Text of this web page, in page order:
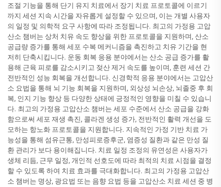
조절 기능을 통해 단기 유지 치료에서 장기 치료 프로토콜에 이르기
까지 세션 지속 시간을 자유롭게 설정할 수 있으며, 이는 개별 사용자
의 일정 및 의학적 요구 사항에 따라 조정됩니다. 최고의 가정용 고압
산소 챔버는 상처 치유 속도 향상을 위한 프로토콜을 지원하며, 산소
공급량 증가를 통해 세포 수복 메커니즘을 촉진하고 치유 기간을 현
저히 단축시킵니다. 운동 회복 응용 분야에서는 산소 공급 증가를 활
용해 근육 피로를 감소시키고 젖산 제거 속도를 높이며, 훈련 세션 간
전반적인 성능 회복을 개선합니다. 신경학적 응용 분야에서는 고압산
소 요법을 통해 뇌 기능 회복을 지원하며, 외상성 뇌손상, 뇌졸중 후 회
복, 인지 기능 향상 등 다양한 상태에 긍정적인 영향을 미칠 수 있습니
다. 최고의 가정용 고압산소 챔버는 세포 수준에서 산소 공급을 강화
함으로써 세포 재생 촉진, 콜라겐 생성 증가, 전반적인 활력 개선을 도
모하는 항노화 프로토콜을 지원합니다. 지속적인 가정 기반 치료 가
능성을 통해 섬유근통, 만성피로증후군, 염증성 질환과 같은 만성 질
환 관리가 보다 용이해집니다. 치료 일정 조정의 유연성은 사용자가
생체 리듬, 근무 일정, 개인적 선호도에 따라 최적의 치료 시점을 결정
할 수 있도록 하여 치료 효과를 극대화합니다. 최고의 가정용 고압산
소 챔버는 명상, 광요법 또는 음향 요법 등을 고압산소 치료 세션 중 병